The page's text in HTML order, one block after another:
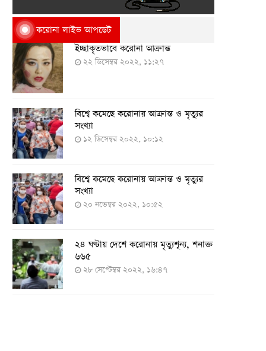
করোনা লাইভ আপডেট
ইচ্ছাকৃতভাবে করোনা আক্রান্ত
২২ ডিসেম্বর ২০২২, ১১:২৭
বিশ্বে কমেছে করোনায় আক্রান্ত ও মৃত্যুর
সংখ্যা
১২ ডিসেম্বর ২০২২, ১০:১২
বিশ্বে কমেছে করোনায় আক্রান্ত ও মৃত্যুর
সংখ্যা
২০ নভেম্বর ২০২২, ১০:৫২
২৪ ঘণ্টায় দেশে করোনায় মৃত্যুশূন্য, শনাক্ত
৬৬৫
২৮ সেপ্টেম্বর ২০২২, ১৬:৪৭